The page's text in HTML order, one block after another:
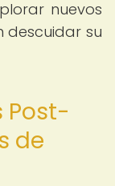
nuevos
descuidar su
Post-
de